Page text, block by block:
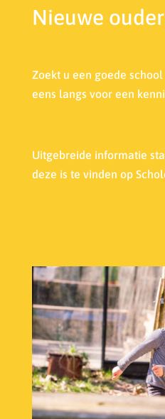
Nieuwe
Zoekt u een goede
eens langs voor een
Uitgebreide informatie
deze is te vinden op